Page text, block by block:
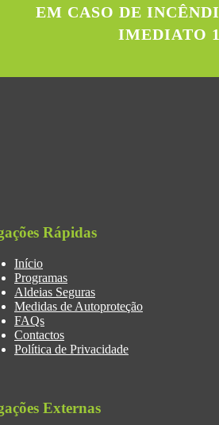
EM CASO DE
IMEDIATO
Rápidas
Início
Programas
Aldeias Seguras
Medidas de Autoproteção
FAQs
Contactos
Política de Privacidade
Externas